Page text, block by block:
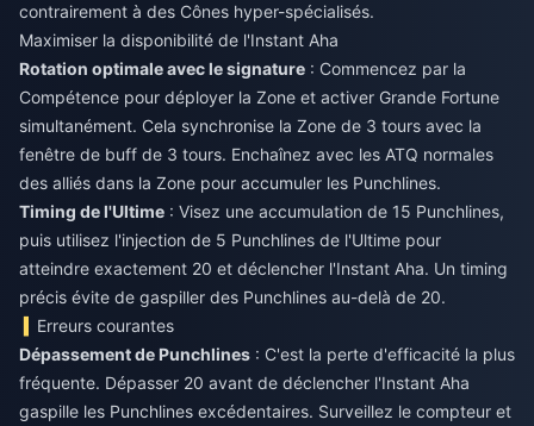
contrairement à des Cônes hyper-spécialisés.
Maximiser la disponibilité de l'Instant Aha
Rotation optimale avec le signature : Commencez par la
Compétence pour déployer la Zone et activer Grande Fortune
simultanément. Cela synchronise la Zone de 3 tours avec la
fenêtre de buff de 3 tours. Enchaînez avec les ATQ normales
des alliés dans la Zone pour accumuler les Punchlines.
Timing de l'Ultime : Visez une accumulation de 15 Punchlines,
puis utilisez l'injection de 5 Punchlines de l'Ultime pour
atteindre exactement 20 et déclencher l'Instant Aha. Un timing
précis évite de gaspiller des Punchlines au-delà de 20.
Erreurs courantes
Dépassement de Punchlines : C'est la perte d'efficacité la plus
fréquente. Dépasser 20 avant de déclencher l'Instant Aha
gaspille les Punchlines excédentaires. Surveillez le compteur et